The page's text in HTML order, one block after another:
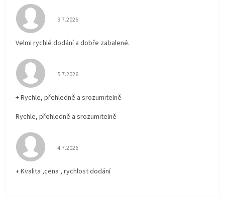
Hodnocení obchodu je 5 z 5 hvězdiček.
9.7.2026
Velmi rychlé dodání a dobře zabalené.
Hodnocení obchodu je 5 z 5 hvězdiček.
5.7.2026
+ Rychle, přehledně a srozumitelně
Rychle, přehledně a srozumitelně
Hodnocení obchodu je 5 z 5 hvězdiček.
4.7.2026
+ Kvalita ,cena , rychlost dodání